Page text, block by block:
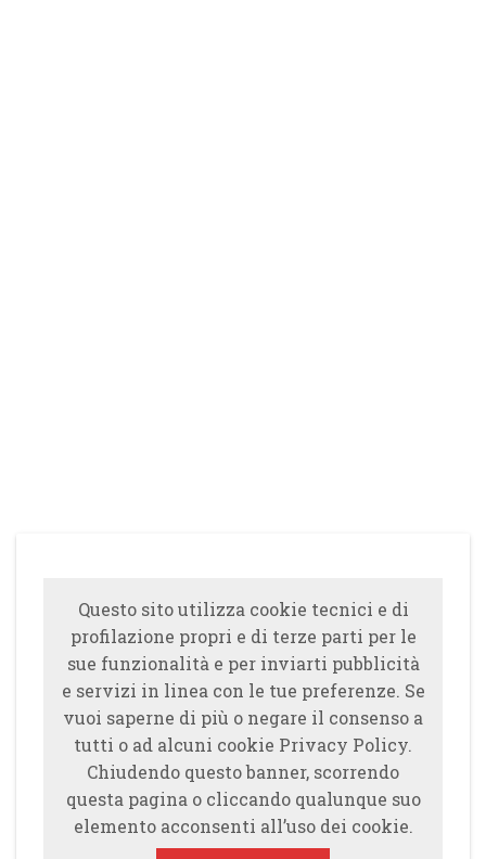
Questo sito utilizza cookie tecnici e di
profilazione propri e di terze parti per le
sue funzionalità e per inviarti pubblicità
e servizi in linea con le tue preferenze. Se
vuoi saperne di più o negare il consenso a
tutti o ad alcuni cookie Privacy Policy.
Chiudendo questo banner, scorrendo
questa pagina o cliccando qualunque suo
elemento acconsenti all’uso dei cookie.